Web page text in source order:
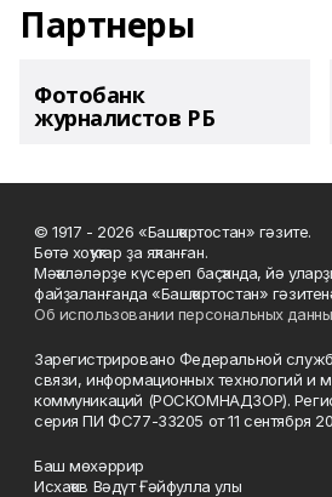
Партнеры
Фотобанк
журналистов РБ
© 1917 - 2026 «Башҡортостан» гәзите.
Бөтә хоҡуҡтар ҙа яҡланған.
Мәҡәләләрҙе күсереп баҫҡанда, йә
файҙаланғанда «Башҡортостан»
Об использовании персональных
Зарегистрировано Федеральной
связи, информационных технологий и
коммуникаций (РОСКОМНАДЗОР).
серия ПИ ФС77-33205 от 11 сентября
Баш мөхәррир
Исхаҡов Вәдүт Ғәйфулла улы